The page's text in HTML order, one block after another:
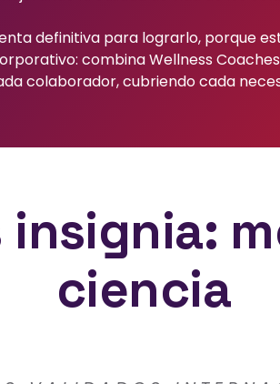
definitiva para lograrlo, porque
combina Wellness
colaborador, cubriendo cada
insignia:
ciencia